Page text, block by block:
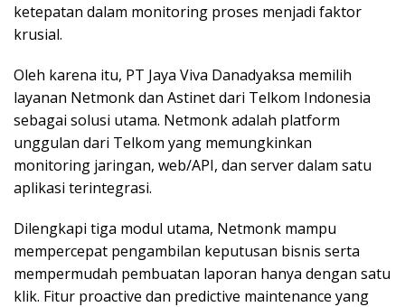
ketepatan dalam monitoring proses menjadi faktor
krusial.
Oleh karena itu, PT Jaya Viva Danadyaksa memilih
layanan Netmonk dan Astinet dari Telkom Indonesia
sebagai solusi utama. Netmonk adalah platform
unggulan dari Telkom yang memungkinkan
monitoring jaringan, web/API, dan server dalam satu
aplikasi terintegrasi.
Dilengkapi tiga modul utama, Netmonk mampu
mempercepat pengambilan keputusan bisnis serta
mempermudah pembuatan laporan hanya dengan satu
klik. Fitur proactive dan predictive maintenance yang